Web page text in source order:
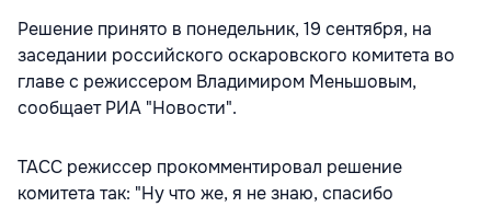
Решение принято в понедельник, 19 сентября, на
заседании российского оскаровского комитета во
главе с режиссером Владимиром Меньшовым,
сообщает РИА "Новости".
ТАСС режиссер прокомментировал решение
комитета так: "Ну что же, я не знаю, спасибо